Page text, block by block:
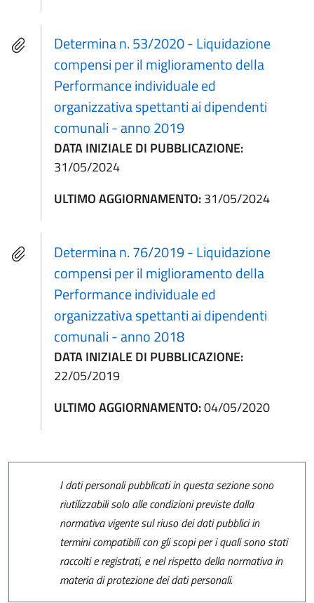
Determina n. 53/2020 - Liquidazione
compensi per il miglioramento della
Performance individuale ed
organizzativa spettanti ai dipendenti
comunali - anno 2019
DATA INIZIALE DI PUBBLICAZIONE:
31/05/2024
ULTIMO AGGIORNAMENTO:31/05/2024
Determina n. 76/2019 - Liquidazione
compensi per il miglioramento della
Performance individuale ed
organizzativa spettanti ai dipendenti
comunali - anno 2018
DATA INIZIALE DI PUBBLICAZIONE:
22/05/2019
ULTIMO AGGIORNAMENTO:04/05/2020
I dati personali pubblicati in questa sezione sono
riutilizzabili solo alle condizioni previste dalla
normativa vigente sul riuso dei dati pubblici in
termini compatibili con gli scopi per i quali sono stati
raccolti e registrati, e nel rispetto della normativa in
materia di protezione dei dati personali.